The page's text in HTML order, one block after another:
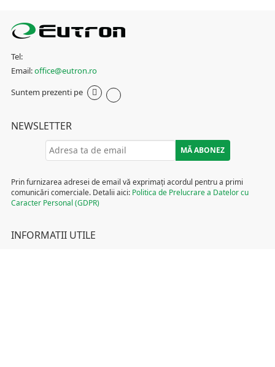
Tel:
Email:office@eutron.ro
Suntem prezenti pe
NEWSLETTER
Prin furnizarea adresei de email vă exprimați acordul pentru a primi
comunicări comerciale. Detalii aici: Politica de Prelucrare a Datelor cu
Caracter Personal (GDPR)
INFORMATII UTILE